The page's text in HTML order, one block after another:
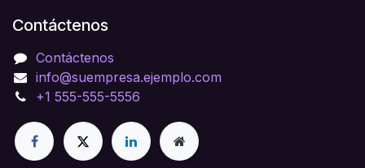
Contáctenos
Contáctenos
info@suempresa.ejemplo.com
+1 555-555-5556